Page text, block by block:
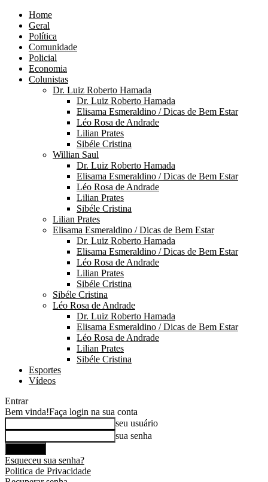
Home
Geral
Política
Comunidade
Policial
Economia
Colunistas
Dr. Luiz Roberto Hamada
Dr. Luiz Roberto Hamada
Elisama Esmeraldino / Dicas de Bem Estar
Léo Rosa de Andrade
Lilian Prates
Sibéle Cristina
Willian Saul
Dr. Luiz Roberto Hamada
Elisama Esmeraldino / Dicas de Bem Estar
Léo Rosa de Andrade
Lilian Prates
Sibéle Cristina
Lilian Prates
Elisama Esmeraldino / Dicas de Bem Estar
Dr. Luiz Roberto Hamada
Elisama Esmeraldino / Dicas de Bem Estar
Léo Rosa de Andrade
Lilian Prates
Sibéle Cristina
Sibéle Cristina
Léo Rosa de Andrade
Dr. Luiz Roberto Hamada
Elisama Esmeraldino / Dicas de Bem Estar
Léo Rosa de Andrade
Lilian Prates
Sibéle Cristina
Esportes
Vídeos
Entrar
Bem vinda!Faça login na sua conta
seu usuário
sua senha
Esqueceu sua senha?
Politica de Privacidade